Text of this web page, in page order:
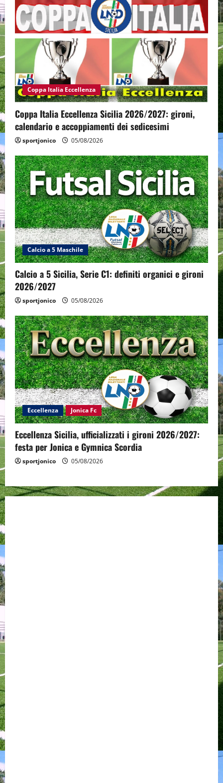
Coppa Italia Eccellenza
Coppa Italia Eccellenza Sicilia 2026/2027: gironi,
calendario e accoppiamenti dei sedicesimi
sportjonico 05/08/2026
Calcio a 5 Maschile
Calcio a 5 Sicilia, Serie C1: definiti organici e gironi
2026/2027
sportjonico 05/08/2026
Eccellenza Jonica Fc
Eccellenza Sicilia, ufficializzati i gironi 2026/2027:
festa per Jonica e Gymnica Scordia
sportjonico 05/08/2026